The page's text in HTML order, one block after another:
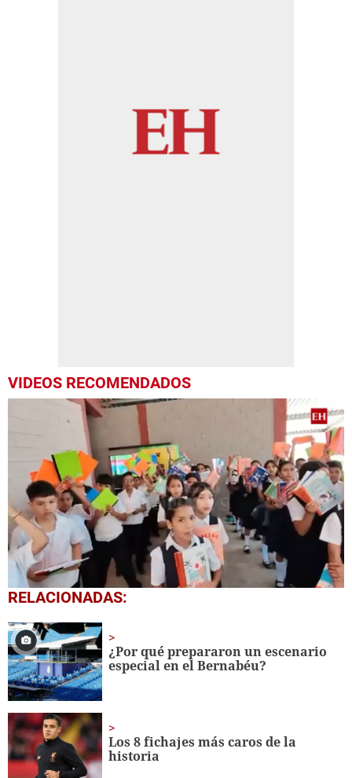
VIDEOS RECOMENDADOS
0
seconds
1
minute,
56
seconds
RELACIONADAS:
¿Por qué prepararon un escenario
especial en el Bernabéu?
Los 8 fichajes más caros de la
historia